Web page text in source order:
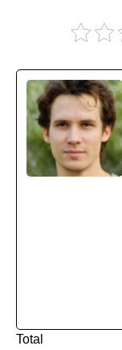
Total